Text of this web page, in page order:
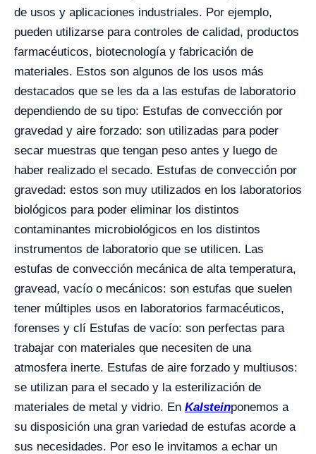
de usos y aplicaciones industriales. Por ejemplo,
pueden utilizarse para controles de calidad, productos
farmacéuticos, biotecnología y fabricación de
materiales. Estos son algunos de los usos más
destacados que se les da a las estufas de laboratorio
dependiendo de su tipo: Estufas de convección por
gravedad y aire forzado: son utilizadas para poder
secar muestras que tengan peso antes y luego de
haber realizado el secado. Estufas de convección por
gravedad: estos son muy utilizados en los laboratorios
biológicos para poder eliminar los distintos
contaminantes microbiológicos en los distintos
instrumentos de laboratorio que se utilicen. Las
estufas de convección mecánica de alta temperatura,
gravead, vacío o mecánicos: son estufas que suelen
tener múltiples usos en laboratorios farmacéuticos,
forenses y clí Estufas de vacío: son perfectas para
trabajar con materiales que necesiten de una
atmosfera inerte. Estufas de aire forzado y multiusos:
se utilizan para el secado y la esterilización de
materiales de metal y vidrio. En Kalsteinponemos a
su disposición una gran variedad de estufas acorde a
sus necesidades. Por eso le invitamos a echar un